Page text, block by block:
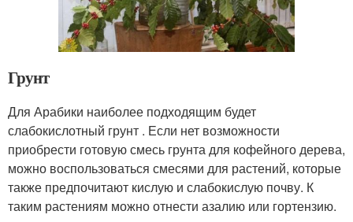
Грунт
Для Арабики наиболее подходящим будет
слабокислотный грунт . Если нет возможности
приобрести готовую смесь грунта для кофейного дерева,
можно воспользоваться смесями для растений, которые
также предпочитают кислую и слабокислую почву. К
таким растениям можно отнести азалию или гортензию.